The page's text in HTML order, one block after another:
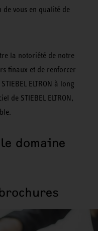
de vous en qualité de
la notoriété de notre
finaux et de renforcer
ELTRON à long
de STIEBEL ELTRON,
domaine